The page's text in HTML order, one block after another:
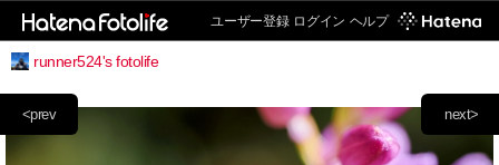
ユーザー登録 ログイン ヘルプ
runner524's fotolife
next>
<prev